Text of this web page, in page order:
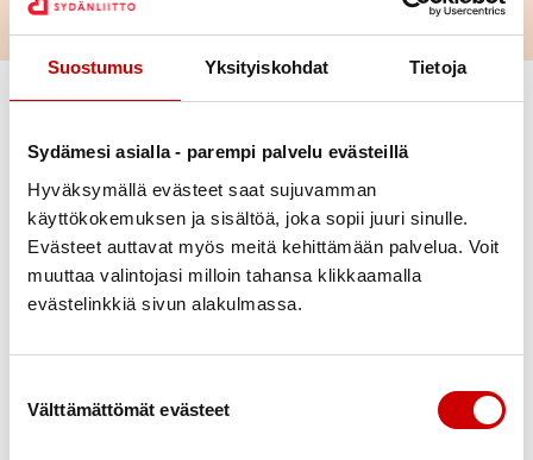
Suostumus Yksityiskohdat Tietoja
Sydämesi asialla - parempi palvelu evästeillä
Hyväksymällä evästeet saat sujuvamman
käyttökokemuksen ja sisältöä, joka sopii juuri sinulle.
Evästeet auttavat myös meitä kehittämään palvelua. Voit
muuttaa valintojasi milloin tahansa klikkaamalla
evästelinkkiä sivun alakulmassa.
Välttämättömät evästeet
Vaihda suodattimet
Ajankohta
Paikkakunta